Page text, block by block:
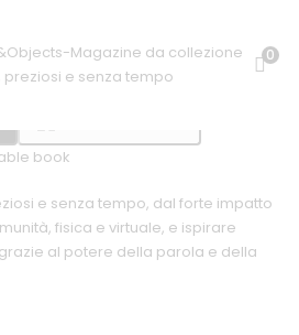
0
book
e senza tempo, dal forte impatto
fisica e virtuale, e ispirare
al potere della parola e della